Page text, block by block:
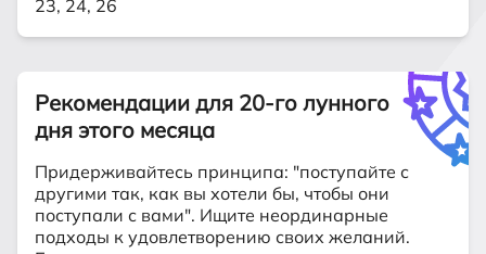
23, 24, 26
Рекомендации для 20-го лунного
дня этого месяца
Придерживайтесь принципа: "поступайте с
другими так, как вы хотели бы, чтобы они
поступали с вами". Ищите неординарные
подходы к удовлетворению своих желаний.